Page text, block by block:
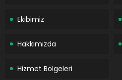
Ekibimiz
Hakkımızda
Hizmet Bölgeleri